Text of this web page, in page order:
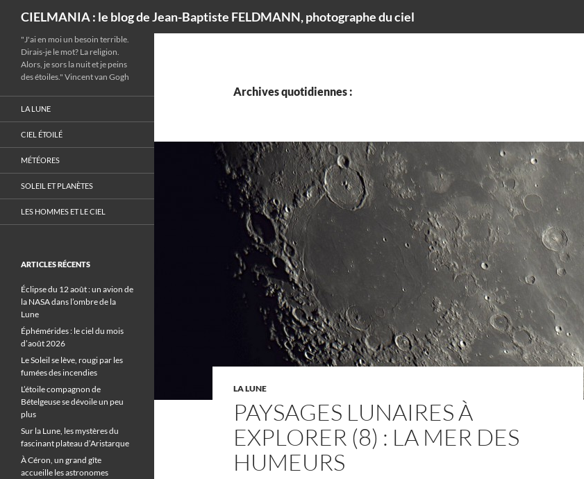
CIELMANIA : le blog de Jean-Baptiste FELDMANN, photographe du ciel
Archives quotidiennes :
LA LUNE
PAYSAGES LUNAIRES À
EXPLORER (8) : LA MER DES
HUMEURS
"J'ai en moi un besoin terrible.
Dirais-je le mot? La religion.
Alors, je sors la nuit et je peins
des étoiles." Vincent van Gogh
LA LUNE
CIEL ÉTOILÉ
MÉTÉORES
SOLEIL ET PLANÈTES
LES HOMMES ET LE CIEL
ARTICLES RÉCENTS
Éclipse du 12 août : un avion de
la NASA dans l’ombre de la
Lune
Éphémérides : le ciel du mois
d’août 2026
Le Soleil se lève, rougi par les
fumées des incendies
L’étoile compagnon de
Bételgeuse se dévoile un peu
plus
Sur la Lune, les mystères du
fascinant plateau d’Aristarque
À Céron, un grand gîte
accueille les astronomes